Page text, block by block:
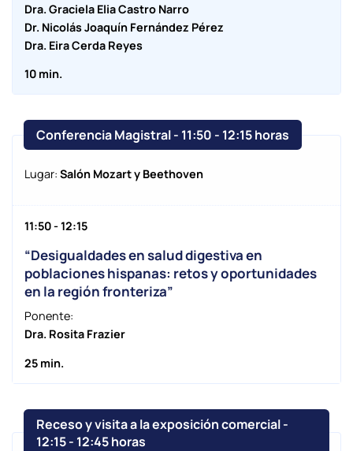
Dra. Graciela Elia Castro Narro
Dr. Nicolás Joaquín Fernández Pérez
Dra. Eira Cerda Reyes
10 min.
Conferencia Magistral - 11:50 - 12:15 horas
Lugar: Salón Mozart y Beethoven
11:50 - 12:15
“Desigualdades en salud digestiva en
poblaciones hispanas: retos y oportunidades
en la región fronteriza”
Ponente:
Dra. Rosita Frazier
25 min.
Receso y visita a la exposición comercial -
12:15- 12:45 horas